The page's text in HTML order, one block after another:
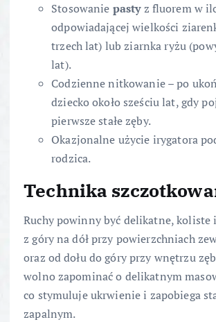
Stosowanie pastyz fluorem w
odpowiadającej wielkości
trzech lat) lub ziarnka ryżu
lat).
Codzienne nitkowanie – po
dziecko około sześciu lat, gdy
pierwsze stałe zęby.
Okazjonalne użycie irygatora
rodzica.
Technika
Ruchy powinny być delikatne, koliste
z góry na dół przy powierzchniach
oraz od dołu do góry przy wnętrzu
wolno zapominać o delikatnym
co stymuluje ukrwienie i zapobiega
zapalnym.